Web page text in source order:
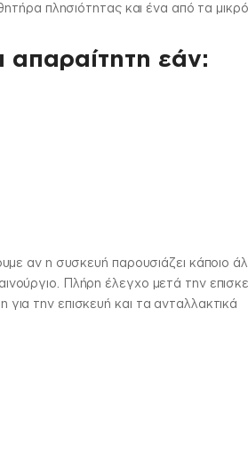
πλησιότητας και ένα από τα
απαραίτητη εάν:
αν η συσκευή παρουσιάζει κάποιο
Πλήρη έλεγχο μετά την
την επισκευή και τα ανταλλακτικά